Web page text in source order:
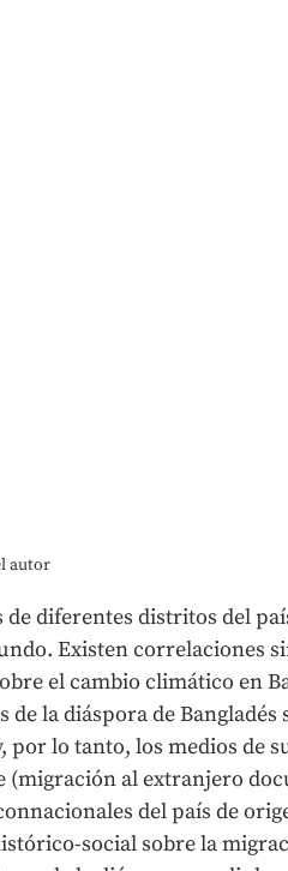
autor
diferentes distritos del
Existen correlaciones
el cambio climático en
la diáspora de Bangladés
lo tanto, los medios de
(migración al extranjero
del país de
social sobre la